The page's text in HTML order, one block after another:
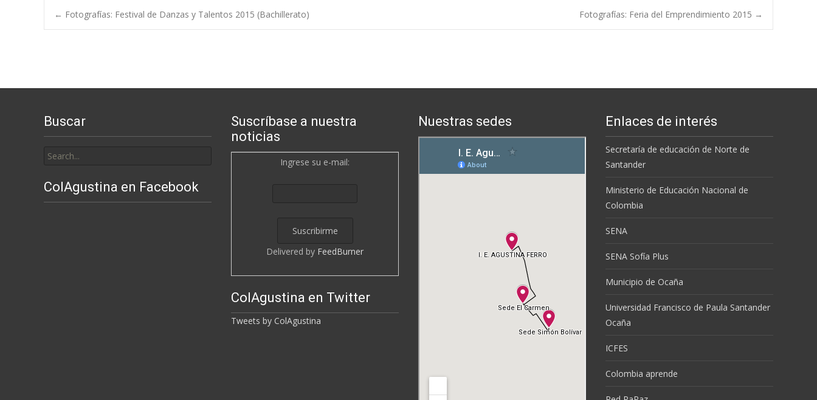
Post
← Fotografías: Festival de Danzas y Talentos 2015 (Bachillerato) Fotografías: Feria del Emprendimiento 2015 →
Buscar
for:
Suscríbase a nuestra
noticias
Ingrese su e-mail:
Delivered by FeedBurner
Nuestras sedes Enlaces de interés
Secretaría de educación de Norte de
Santander
Ministerio de Educación Nacional de
Colombia
SENA
SENA Sofía Plus
Municipio de Ocaña
Universidad Francisco de Paula Santander
Ocaña
ICFES
Colombia aprende
ColAgustina en Facebook
ColAgustina en Twitter
Tweets by ColAgustina